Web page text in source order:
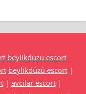
beylikduzu escort
beylikdüzü escort|
| avcilar escort|